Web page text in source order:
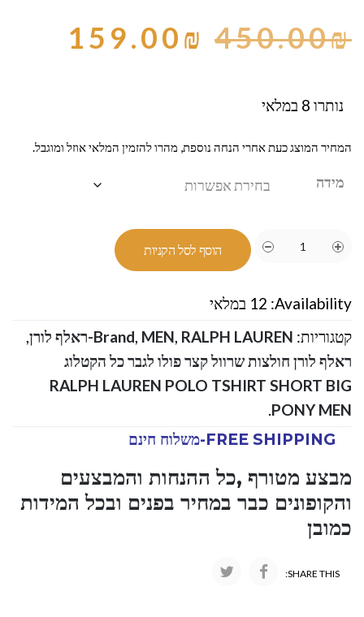
450.00₪
159.00₪
נותרו 8 במלאי
המחיר המוצג כעת אחרי הנחה נוספת, מהרו להזמין המלאי אוזל ומוגבל.
מידה
הוסף לסל הקניות
Availability: 12 במלאי
קטגוריות:
Brand, MEN, RALPH LAUREN-ראלף לורן
,
ראלף לורן חולצות שרוול קצר פולו לגבר כל הקטלוג
RALPH LAUREN POLO TSHIRT SHORT BIG
PONY MEN
.
FREE SHIPPING-משלוח חינם
מבצע מטורף ,כל ההנחות והמבצעים
והקופונים כבר במחיר בפנים ובכל המידות
כמובן
SHARE THIS: